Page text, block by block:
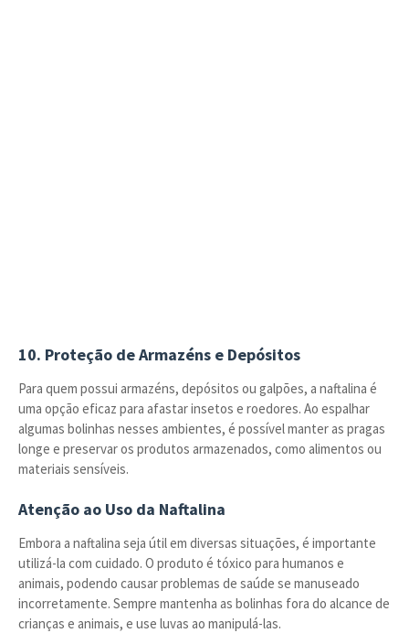
10. Proteção de Armazéns e Depósitos
Para quem possui armazéns, depósitos ou galpões, a naftalina é
uma opção eficaz para afastar insetos e roedores. Ao espalhar
algumas bolinhas nesses ambientes, é possível manter as pragas
longe e preservar os produtos armazenados, como alimentos ou
materiais sensíveis.
Atenção ao Uso da Naftalina
Embora a naftalina seja útil em diversas situações, é importante
utilizá-la com cuidado. O produto é tóxico para humanos e
animais, podendo causar problemas de saúde se manuseado
incorretamente. Sempre mantenha as bolinhas fora do alcance de
crianças e animais, e use luvas ao manipulá-las.